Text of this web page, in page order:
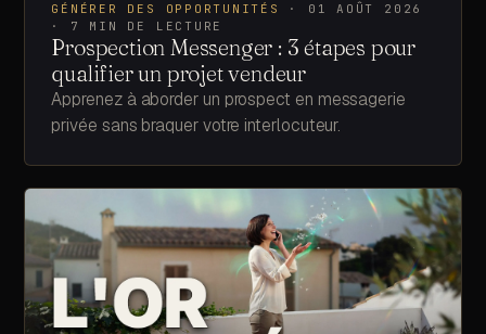
GÉNÉRER DES OPPORTUNITÉS · 01 AOÛT 2026
· 7 MIN DE LECTURE
Prospection Messenger : 3 étapes pour
qualifier un projet vendeur
Apprenez à aborder un prospect en messagerie
privée sans braquer votre interlocuteur.